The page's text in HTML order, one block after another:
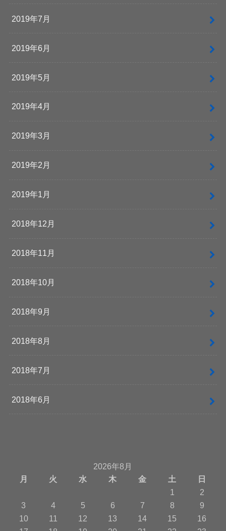
2019年7月
2019年6月
2019年5月
2019年4月
2019年3月
2019年2月
2019年1月
2018年12月
2018年11月
2018年10月
2018年9月
2018年8月
2018年7月
2018年6月
2026年8月
月
火 水 木 金 土
日
1
2
3
4 5 6 7 8
9
10
11 12 13 14 15
16